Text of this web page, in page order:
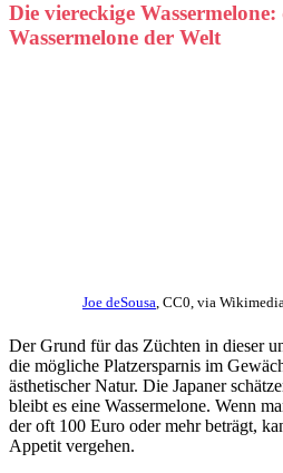
Die viereckige Wassermelone:
Wassermelone der Welt
Joe deSousa, CC0, via
Der Grund für das Züchten in dieser
die mögliche Platzersparnis im
ästhetischer Natur. Die Japaner
bleibt es eine Wassermelone. Wenn
der oft 100 Euro oder mehr beträgt,
Appetit vergehen.